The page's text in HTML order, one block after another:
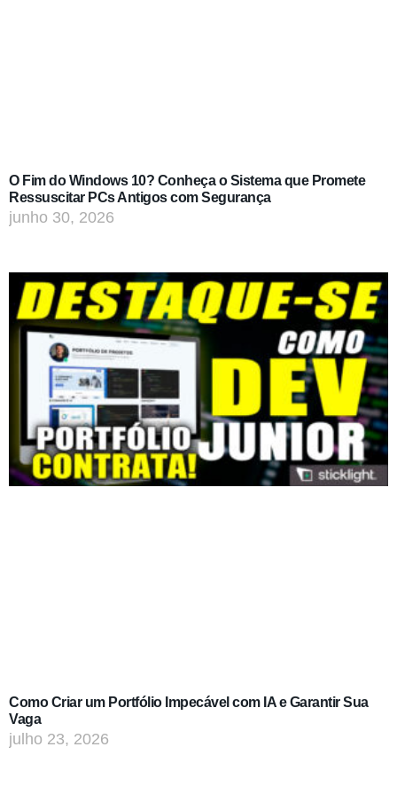
O Fim do Windows 10? Conheça o Sistema que Promete
Ressuscitar PCs Antigos com Segurança
junho 30, 2026
Como Criar um Portfólio Impecável com IA e Garantir Sua
Vaga
julho 23, 2026